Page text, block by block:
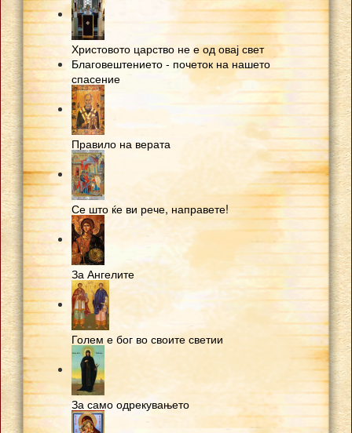
Христовото царство не е од овај свет
Благовештението - почеток на нашето
спасение
Правило на верата
Се што ќе ви рече, направете!
За Ангелите
Голем е бог во своите светии
За само одрекувањето